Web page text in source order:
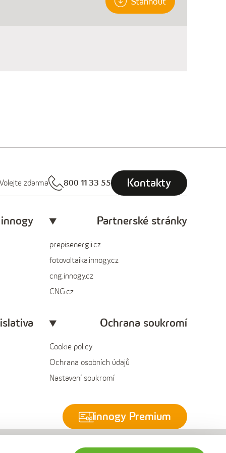
Volejte zdarma 800 11 33 55 Kontakty
Partnerské stránky
prepisenergii.cz
fotovoltaika.innogy.cz
cng.innogy.cz
CNG.cz
Ochrana soukromí
Cookie policy
Ochrana osobních údajů
Nastavení soukromí
innogy Premium